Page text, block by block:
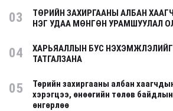
03
ТӨРИЙН ЗАХИРГААНЫ АЛБАН
НЭГ УДАА МӨНГӨН УРАМШУУЛАЛ
04
ХАРЬЯАЛЛЫН БУС НЭХЭМЖЛЭЛИЙГ
ТАТГАЛЗАНА
05
Төрийн захиргааны албан
хэрэгцээ, өнөөгийн төлөв
өнгөрлөө